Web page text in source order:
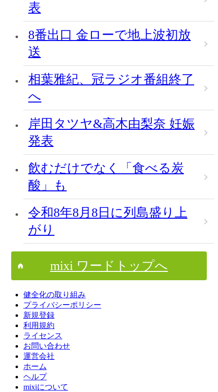
表
8番出口 金ローで地上波初放
送
相葉雅紀、冠ラジオ番組終了
へ
岸田タツヤ&高木由梨奈 妊娠
発表
飲むだけでなく「食べる炭
酸」も
令和8年8月8日に列島盛り上
がり
mixi ワードトップへ
健全化の取り組み
プライバシーポリシー
新規登録
利用規約
ライセンス
お問い合わせ
運営会社
ホーム
ヘルプ
mixiについて